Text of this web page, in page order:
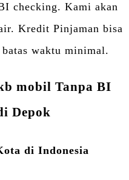
checking. Kami akan
Kredit Pinjaman bisa
waktu minimal.
mobil Tanpa BI
Depok
di Indonesia